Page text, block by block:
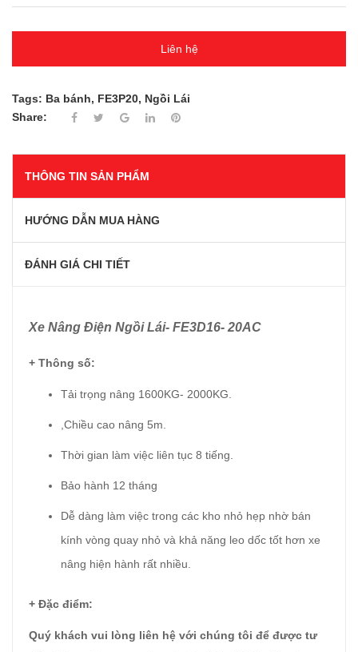
Liên hệ
Tags: Ba bánh, FE3P20, Ngồi Lái
Share:
THÔNG TIN SẢN PHẨM
HƯỚNG DẪN MUA HÀNG
ĐÁNH GIÁ CHI TIẾT
Xe Nâng Điện Ngồi Lái- FE3D16- 20AC
+ Thông số:
Tải trọng nâng 1600KG- 2000KG.
,Chiều cao nâng 5m.
Thời gian làm việc liên tục 8 tiếng.
Bảo hành 12 tháng
Dễ dàng làm việc trong các kho nhỏ hẹp nhờ bán
kính vòng quay nhỏ và khả năng leo dốc tốt hơn xe
nâng hiện hành rất nhiều.
+ Đặc điểm:
Quý khách vui lòng liên hệ với chúng tôi để được tư